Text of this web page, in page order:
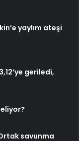
yaylım ateşi
geriledi,
savunma